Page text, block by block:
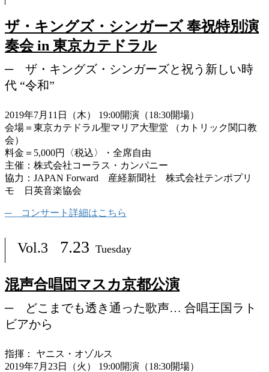
ザ・キングズ・シンガーズ 奉祝特別演
奏会 in 東京カテドラル
ザ・キングズ・シンガーズと祝う新しい時
代 “令和”
2019年7月11日（木） 19:00開演（18:30開場）
会場＝東京カテドラル聖マリア大聖堂 （カトリック関口教
会）
料金＝5,000円〈税込〉・全席自由
主催：株式会社コーラス・カンパニー
協力：JAPAN Forward 産経新聞社 株式会社テンポプリ
モ 日英音楽協会
コンサート詳細はこちら
Vol.3 7.23 Tuesday
混声合唱団マスカ京都公演
どこまでも透き通った歌声… 合唱王国ラト
ビアから
指揮： ヤニス・オゾルス
2019年7月23日（火） 19:00開演（18:30開場）